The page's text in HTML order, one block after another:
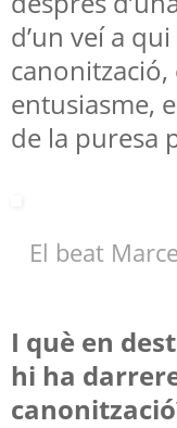
d’un veí a
entusiasme,
de la puresa
El beat
I què en
hi ha